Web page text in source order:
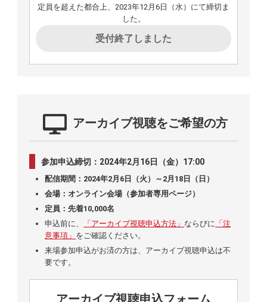
定員を超えた都合上、2023年12月6日（水）にて締切ま
した。
受付終了しました
アーカイブ視聴をご希望の方
参加申込締切：2024年2月16日（金）17:00
配信期間：2024年2月6日（火）～2月18日（日）
会場：オンライン会場（参加者専用ページ）
定員：先着10,000名
申込前に、
「アーカイブ視聴申込方法」 ならびに 「注
意事項」 をご確認ください。
来場参加申込がお済の方は、アーカイブ視聴申込は不
要です。
アーカイブ視聴申込フォーム